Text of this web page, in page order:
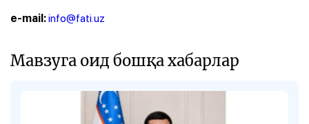
e-mail:info@fati.uz
Мавзуга оид бошқа хабарлар